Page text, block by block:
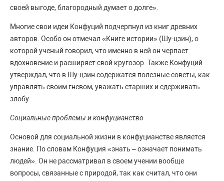
своей выгоде, благородный думает о долге».
Многие свои идеи Конфуций подчерпнул из книг древних
авторов. Особо он отмечал «Книге истории» (Шу-цзин), о
которой ученый говорил, что именно в ней он черпает
вдохновение и расширяет свой кругозор. Также Конфуций
утверждал, что в Шу-цзин содержатся полезные советы, как
управлять своим гневом, уважать старших и сдерживать
злобу.
Социальные проблемы и конфуцианство
Основой для социальной жизни в конфуцианстве является
знание. По словам Конфуция «знать – означает понимать
людей». Он не рассматривал в своем учении вообще
вопросы, связанные с природой, так как считал, что они